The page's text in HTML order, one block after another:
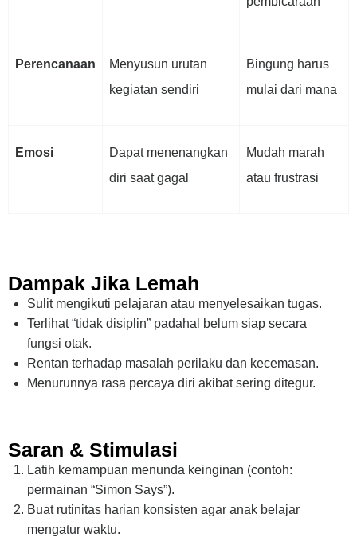
Perencanaan
Menyusun urutan
kegiatan sendiri
Bingung harus
mulai dari mana
Emosi
Dapat menenangkan
diri saat gagal
Mudah marah
atau frustrasi
Dampak Jika Lemah
Sulit mengikuti pelajaran atau menyelesaikan tugas.
Terlihat “tidak disiplin” padahal belum siap secara
fungsi otak.
Rentan terhadap masalah perilaku dan kecemasan.
Menurunnya rasa percaya diri akibat sering ditegur.
Saran & Stimulasi
Latih kemampuan menunda keinginan (contoh:
permainan “Simon Says”).
Buat rutinitas harian konsisten agar anak belajar
mengatur waktu.